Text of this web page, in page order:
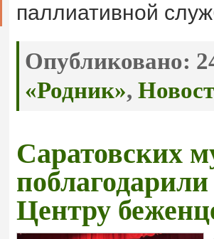
паллиативной
Опубликовано:
«Родник»,
Саратовских
Центру